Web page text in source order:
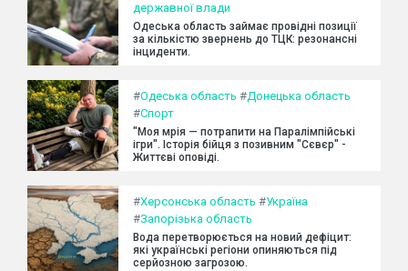
державної влади
Одеська область займає провідні позиції
за кількістю звернень до ТЦК: резонансні
інциденти.
#Одеська область #Донецька область
#Спорт
"Моя мрія — потрапити на Паралімпійські
ігри". Історія бійця з позивним "Сєвєр" -
Життєві оповіді.
#Херсонська область #Україна
#Запорізька область
Вода перетворюється на новий дефіцит:
які українські регіони опиняються під
серйозною загрозою.